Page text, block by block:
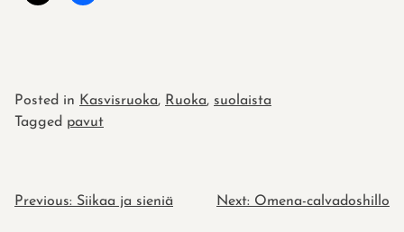
Posted in Kasvisruoka, Ruoka, suolaista
Tagged pavut
POST
Previous: Siikaa ja sieniä Next: Omena-calvadoshillo